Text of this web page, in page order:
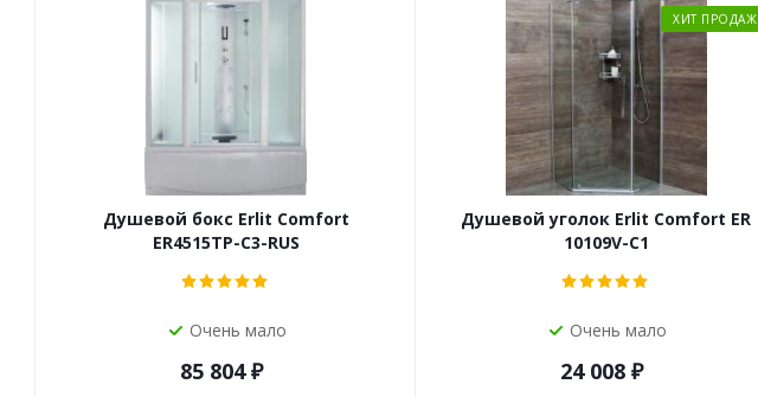
Душевой бокс Erlit Comfort
ER4515TP-C3-RUS
Очень мало
85 804₽
ХИТ ПРОДАЖ
Душевой уголок Erlit Comfort ER
10109V-C1
Очень мало
24 008 ₽